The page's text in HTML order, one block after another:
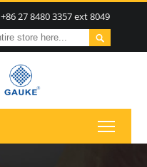
+86 27 8480 3357 ext 8049
